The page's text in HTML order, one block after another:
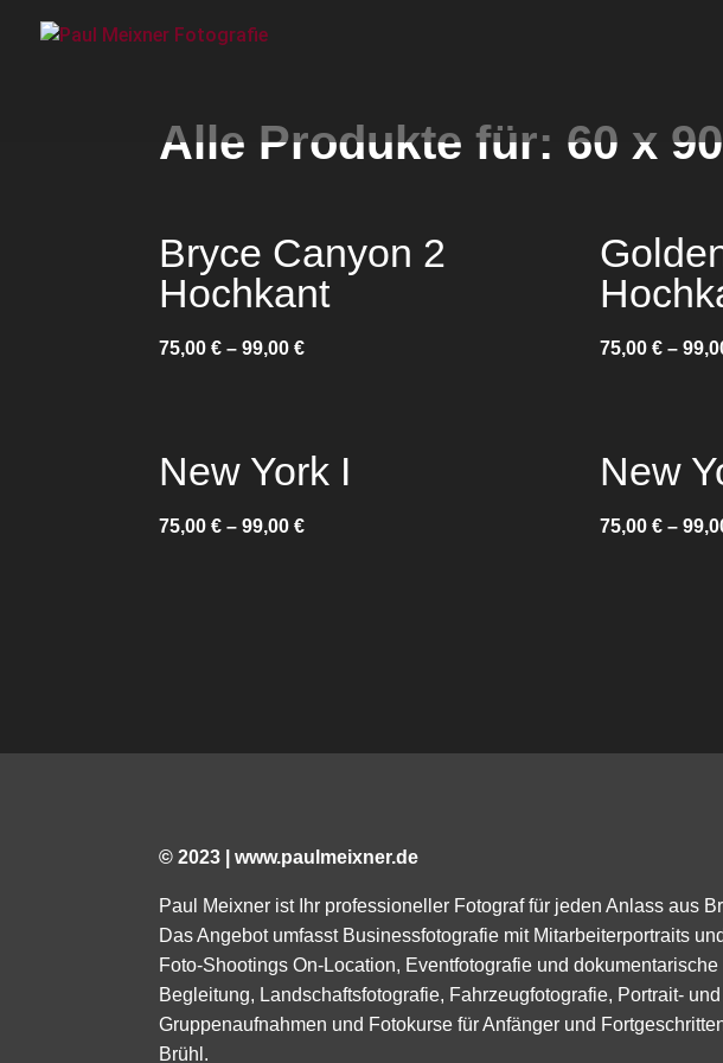
Alle Produkte für: 60 x
Bryce Canyon 2
Hochkant
75,00€ –99,00€ 75,00 €–
New York I
75,00€ –99,00€
New
75,00 €–
© 2023 | www.paulmeixner.de
Paul Meixner ist Ihr professioneller Fotograf für jeden Anlass aus
Das Angebot umfasst Businessfotografie mit Mitarbeiterportraits und
Foto-Shootings On-Location, Eventfotografie und dokumentarische
Begleitung, Landschaftsfotografie, Fahrzeugfotografie, Portrait- und
Gruppenaufnahmen und Fotokurse für Anfänger und
Brühl.